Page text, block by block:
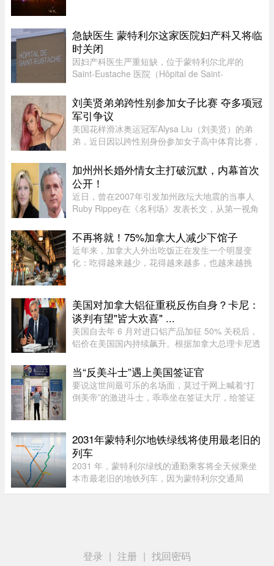
（8日）下午在温哥华市中心发 ...
急缺医生 蒙特利尔这家医院妇产科又将临
时关闭
因妇产科医生严重短缺，位于蒙特利尔北岸的
Saint-Eustache 医院（Hôpital de Saint-
段暂停服务。此次暂停服务的时间为 8 月 14 日至
17 日，以及 8 月 21 日至 24 日 ...
刘美贤弟弟跨性别参加女子比赛 夺多项冠
军引争议
美国花样滑冰奥运冠军Alysa Liu（刘美贤）的弟
弟，近日因以跨性别身份参加女子高中体育比赛，
Joshua，后来认同为女性，并开始代表加州高中参
加女子体育赛事。自2025 ...
加州州长婚外情女主打破沉默，内幕首次
公开！
近日，曾在2007年引发加州政坛大地震的当事人
Ruby Rippey在《名利场》发表长文，从第一视角
Gavin Newsom的一段婚外情。这段尘封多年的往
事再次被推向风口浪尖。Gavin New ...
不再将就！75%加拿大人减少下馆子
近年来，加拿大人外出吃饭正在发生一个明显变
化：吃得越来越少，花得越来越多，也越来越挑
20多加元，结账还要面对18%甚 ...
美国对加拿大铝征重税反伤自身？卡尼：
谈判有望"皆大欢喜" ...
美国自去年 6 月对进口铝产品加征 50% 关税后，
铝价在美国国内持续飙升。根据加拿大总理卡尼透
物价指数上涨了 52%。卡尼在魁省一处 Rio Tinto
铝厂外对媒体表示："虽 ...
当“反美斗士”遇上美国签证官
要说这世间最可乐的名场面，莫过于网上喊着“打
倒美帝”的激进斗士，乖乖坐在签证大厅，给签证
美狠话少了许多，火药味也 ...
2031年蒙特利尔地铁绿线将使用最老旧的
列车
2031 年，蒙特利尔绿线的通勤乘客将全天候乘坐
本市最老旧的地铁列车，因为蒙特利尔交通局
登录 | 注册 | 找回密码